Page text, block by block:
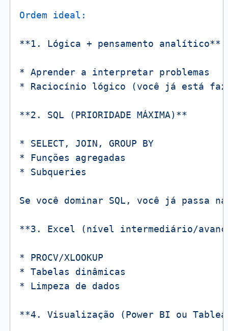
Ordem ideal:
**1. Lógica + pensamento analítico**
* Aprender a interpretar problemas
*
Raciocínio lógico (você já está
**2️. SQL (PRIORIDADE MÁXIMA)**
* SELECT, JOIN, GROUP
BY
*
Funções
agregadas
*
Subqueries
Se você dominar SQL, você já passa na
**3️. Excel (nível intermediário/
*
PROCV/XLOOKUP
* Tabelas
dinâmicas
*
Limpeza de dados
**4️. Visualização (Power BI ou